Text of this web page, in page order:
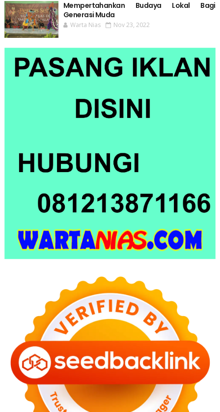
Mempertahankan Budaya Lokal Bagi
Generasi Muda
Warta Nias Nov 23, 2022